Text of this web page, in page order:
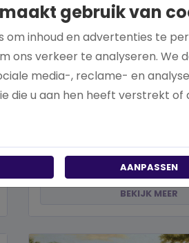
Hoe kies je een goed doel
BEKIJK MEER
gebruik van
om inhoud en advertenties te
ons verkeer te analyseren. We
media-, reclame- en
die u aan hen heeft verstrekt of
AANPASSEN